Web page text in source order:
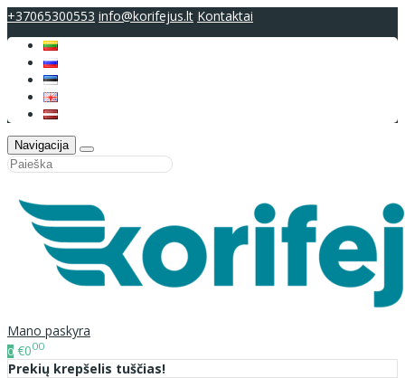
+37065300553 info@korifejus.lt Kontaktai
Navigacija
Mano paskyra
0 €000
Prekių krepšelis tuščias!